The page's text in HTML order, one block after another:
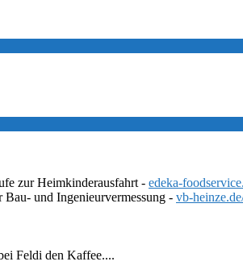
zur Heimkinderausfahrt - edeka-
Bau- und Ingenieurvermessung - vb-
Feldi den Kaffee....